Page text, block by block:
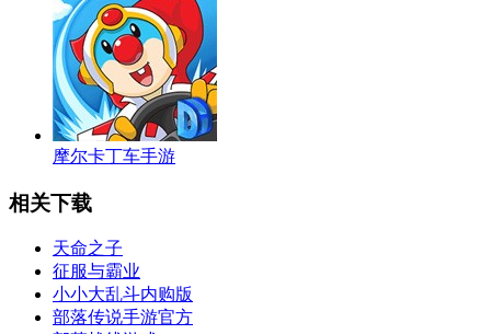
摩尔卡丁车手游
相关下载
天命之子
征服与霸业
小小大乱斗内购版
部落传说手游官方